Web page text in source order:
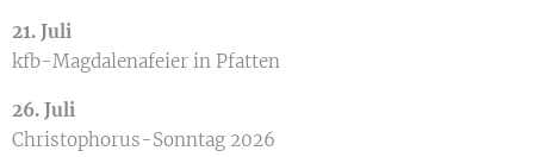
21. Juli
kfb-Magdalenafeier in Pfatten
26. Juli
Christophorus-Sonntag 2026